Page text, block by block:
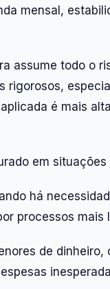
mensal,
assume todo o
rigorosos,
é mais
em
há
processos mais
de